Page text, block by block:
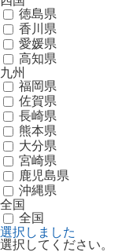
徳島県
香川県
愛媛県
高知県
九州
福岡県
佐賀県
長崎県
熊本県
大分県
宮崎県
鹿児島県
沖縄県
全国
全国
選択しました
選択してください。